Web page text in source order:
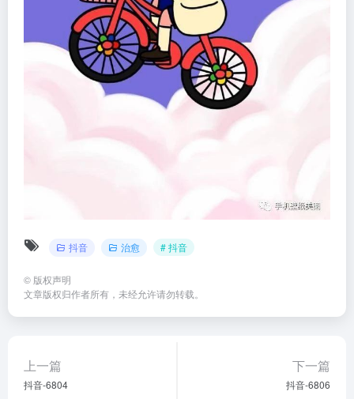
抖音 治愈 # 抖音
© 版权声明
文章版权归作者所有，未经允许请勿转载。
上一篇
抖音-6804
下一篇
抖音-6806